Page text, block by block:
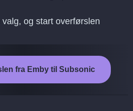
og start overførslen
fra Emby til Subsonic